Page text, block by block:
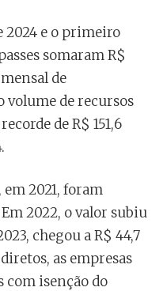
2024 e o primeiro
somaram R$
de
volume de recursos
de R$ 151,6
2021, foram
2022, o valor subiu
chegou a R$ 44,7
as empresas
isenção do